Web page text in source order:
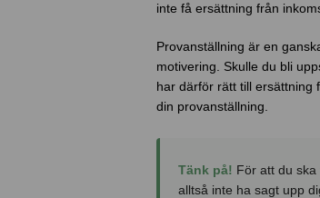
inte få ersättning från
Provanställning är en
motivering. Skulle du bli
har därför rätt till ersättning
din provanställning.
Tänk på! För att du
alltså inte ha sagt upp